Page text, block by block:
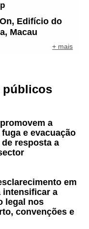
Edifício do
Macau
+ mais
públicos
a
e evacuação
resposta a
em
intensificar a
legal nos
convenções e